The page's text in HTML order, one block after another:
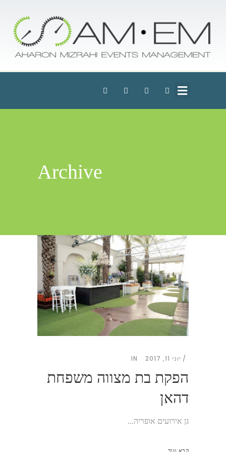
Archive
יוני 11, 2017 IN
הפקת בת מצווה משפחת
דהאן
גן אירועים אופריה...